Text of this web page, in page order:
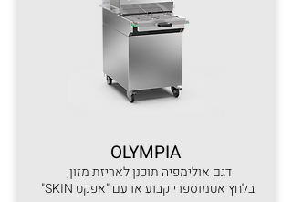
OLYMPIA
דגם אולימפיה תוכנן לאריזת מזון,
בלחץ אטמוספרי קבוע או עם "אפקט SKIN"